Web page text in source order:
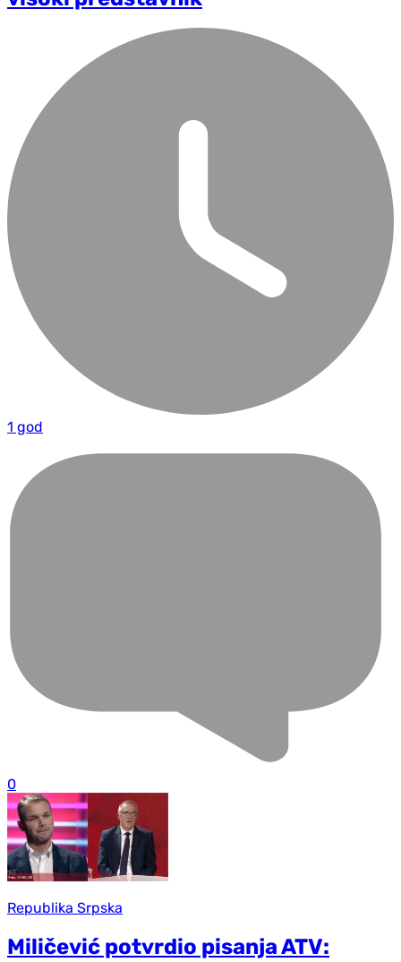
1 god
0
Republika Srpska
Miličević potvrdio pisanja ATV: